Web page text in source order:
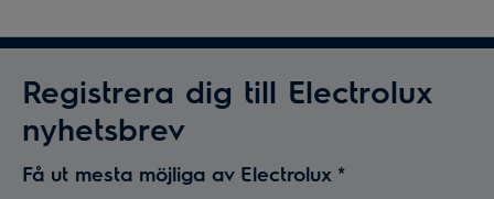
Registrera dig till Electrolux
nyhetsbrev
Få ut mesta möjliga av Electrolux *